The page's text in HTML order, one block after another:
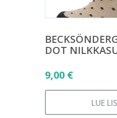
DOT
9,00 €
LUE